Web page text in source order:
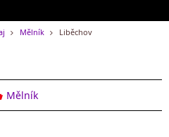
Mělník Liběchov
Mělník